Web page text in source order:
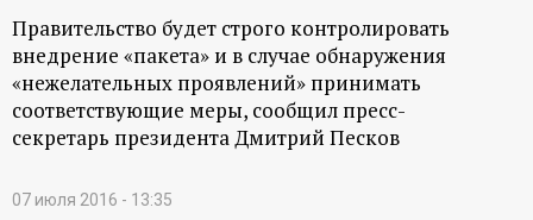
Правительство будет строго контролировать
внедрение «пакета» и в случае обнаружения
«нежелательных проявлений» принимать
соответствующие меры, сообщил пресс-
секретарь президента Дмитрий Песков
07 июля 2016 - 13:35